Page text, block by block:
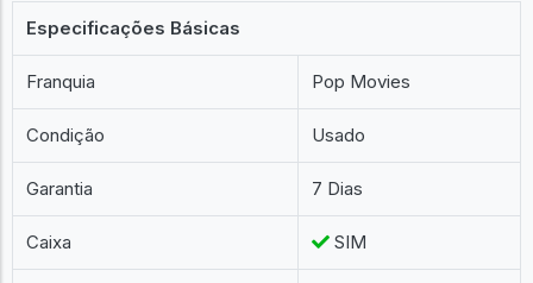
Especificações Básicas
Franquia Pop Movies
Condição Usado
Garantia 7 Dias
Caixa SIM